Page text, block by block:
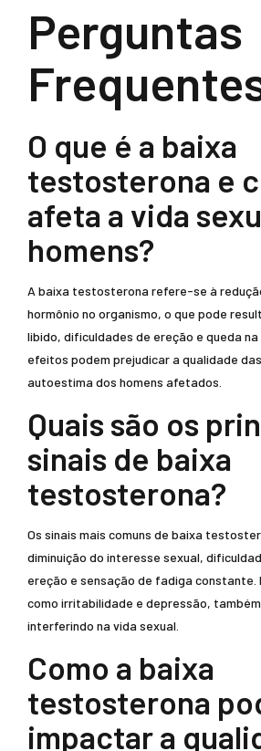
Perguntas
O que é a baixa
testosterona e
afeta a vida
homens?
A baixa testosterona refere-se à
hormônio no organismo, o que pode
libido, dificuldades de ereção e queda na
efeitos podem prejudicar a qualidade
autoestima dos homens afetados.
Quais são os
sinais de baixa
testosterona?
Os sinais mais comuns de baixa
diminuição do interesse sexual,
ereção e sensação de fadiga constante.
como irritabilidade e depressão,
interferindo na vida sexual.
Como a baixa
testosterona
impactar a